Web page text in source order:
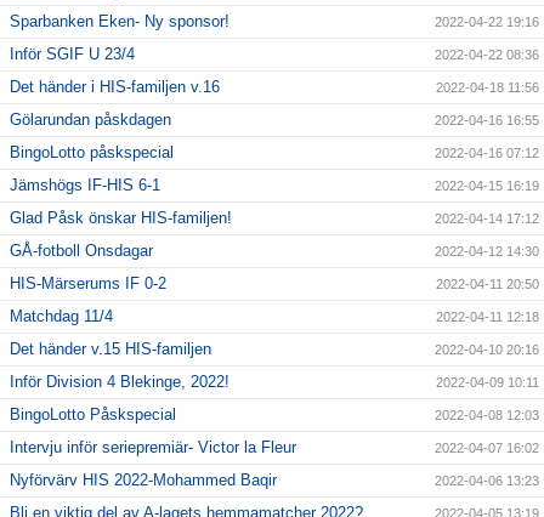
Sparbanken Eken- Ny sponsor! 2022-04-22 19:16
Inför SGIF U 23/4 2022-04-22 08:36
Det händer i HIS-familjen v.16 2022-04-18 11:56
Gölarundan påskdagen 2022-04-16 16:55
BingoLotto påskspecial 2022-04-16 07:12
Jämshögs IF-HIS 6-1 2022-04-15 16:19
Glad Påsk önskar HIS-familjen! 2022-04-14 17:12
GÅ-fotboll Onsdagar 2022-04-12 14:30
HIS-Märserums IF 0-2 2022-04-11 20:50
Matchdag 11/4 2022-04-11 12:18
Det händer v.15 HIS-familjen 2022-04-10 20:16
Inför Division 4 Blekinge, 2022! 2022-04-09 10:11
BingoLotto Påskspecial 2022-04-08 12:03
Intervju inför seriepremiär- Victor la Fleur 2022-04-07 16:02
Nyförvärv HIS 2022-Mohammed Baqir 2022-04-06 13:23
Bli en viktig del av A-lagets hemmamatcher 2022? 2022-04-05 13:19